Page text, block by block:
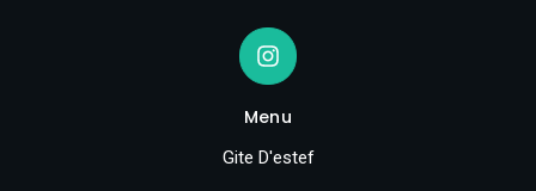
Menu
Gite D'estef